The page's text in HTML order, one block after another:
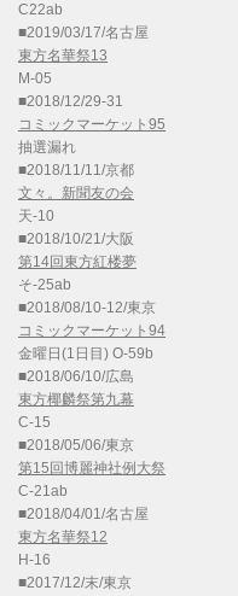
C22ab
■2019/03/17/名古屋
東方名華祭13
M-05
■2018/12/29-31
コミックマーケット95
抽選漏れ
■2018/11/11/京都
文々。新聞友の会
天-10
■2018/10/21/大阪
第14回東方紅楼夢
そ-25ab
■2018/08/10-12/東京
コミックマーケット94
金曜日(1日目) O-59b
■2018/06/10/広島
東方椰麟祭第九幕
C-15
■2018/05/06/東京
第15回博麗神社例大祭
C-21ab
■2018/04/01/名古屋
東方名華祭12
H-16
■2017/12/末/東京